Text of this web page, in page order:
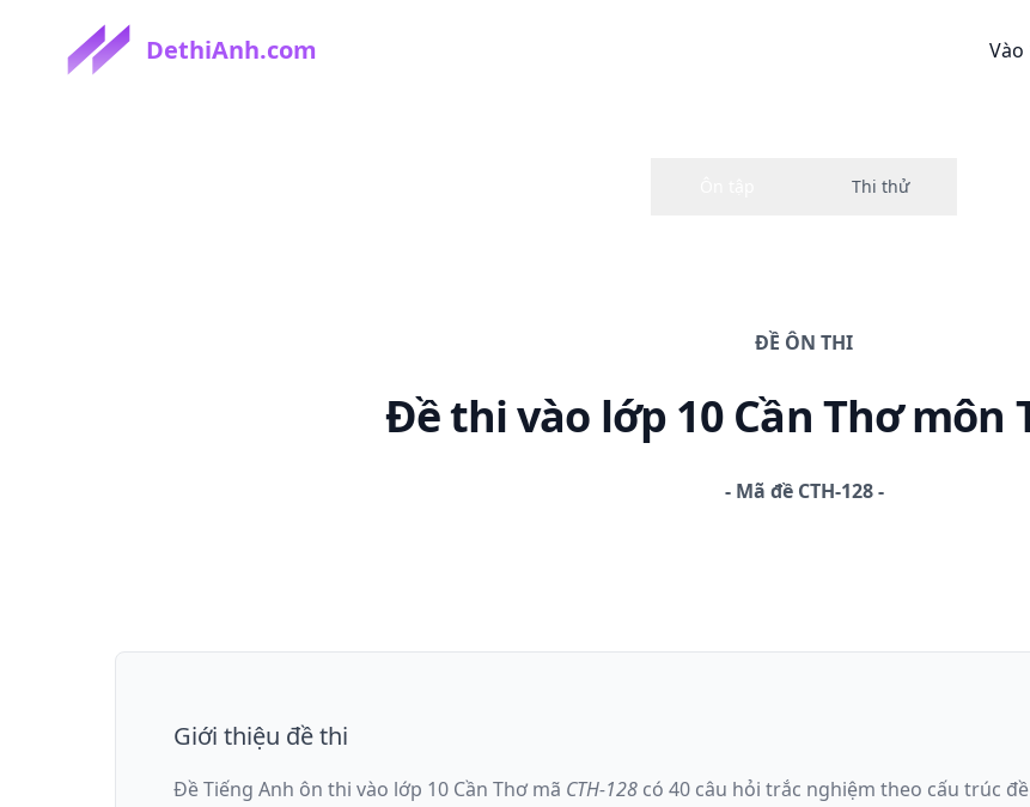
DethiAnh.com Vào
ĐỀ ÔN THI
Đề thivào lớp 10 Cần Thơmôn
- Mã đề CTH-128
Giới thiệu đề thi
Đề Tiếng Anh ôn thi vào lớp 10 Cần Thơ mã CTH-128 có 40 câu hỏi trắc nghiệm theo cấu trúc